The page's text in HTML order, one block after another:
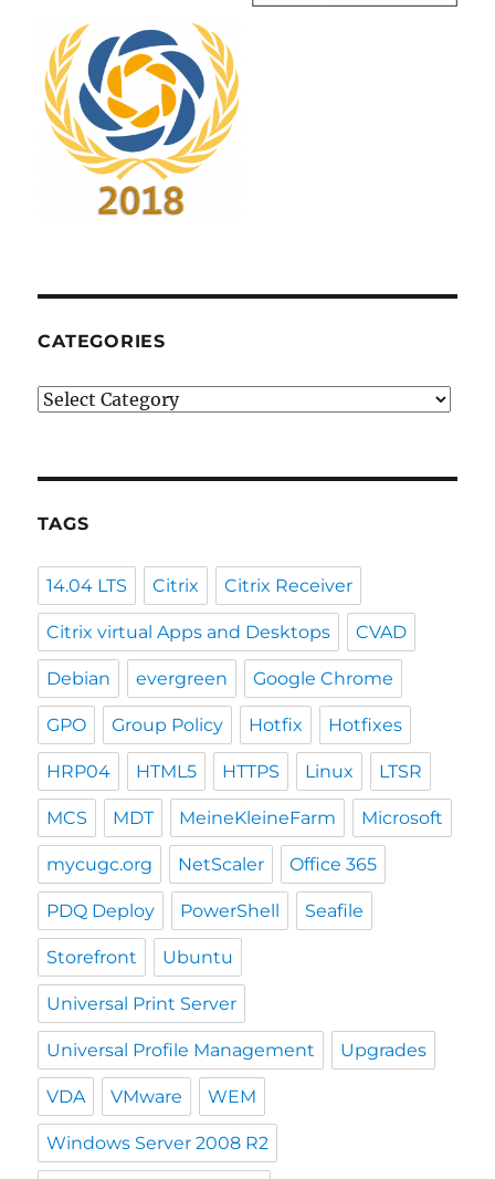
CATEGORIES
Categories
TAGS
14.04 LTS Citrix Citrix Receiver
Citrix virtual Apps and Desktops CVAD
Debian evergreen Google Chrome
GPO Group Policy Hotfix Hotfixes
HRP04 HTML5 HTTPS Linux LTSR
MCS MDT MeineKleineFarm Microsoft
mycugc.org NetScaler Office 365
PDQ Deploy PowerShell Seafile
Storefront Ubuntu
Universal Print Server
Universal Profile Management Upgrades
VDA VMware WEM
Windows Server 2008 R2